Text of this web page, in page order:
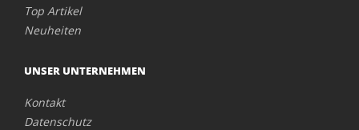
Top Artikel
Neuheiten
UNSER UNTERNEHMEN
Kontakt
Datenschutz